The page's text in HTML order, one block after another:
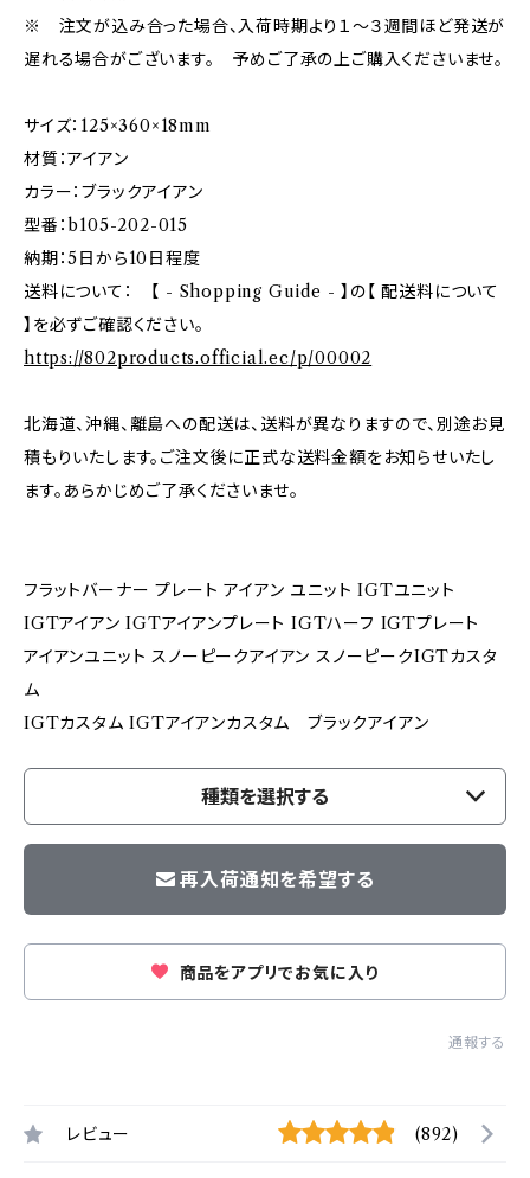
※ 注文が込み合った場合、入荷時期より１～３週間ほど発送が
遅れる場合がございます。 予めご了承の上ご購入くださいませ。
サイズ：125×360×18mm
材質：アイアン
カラー：ブラックアイアン
型番：b105-202-015
納期：5日から10日程度
送料について： 【 - Shopping Guide - 】の【 配送料について
】を必ずご確認ください。
https://802products.official.ec/p/00002
北海道、沖縄、離島への配送は、送料が異なりますので、別途お見
積もりいたします。ご注文後に正式な送料金額をお知らせいたし
ます。あらかじめご了承くださいませ。
フラットバーナー プレート アイアン ユニット IGTユニット
IGTアイアン IGTアイアンプレート IGTハーフ IGTプレート
アイアンユニット スノーピークアイアン スノーピークIGTカスタ
ム
IGTカスタム IGTアイアンカスタム ブラックアイアン
種類を選択する
再入荷通知を希望する
商品をアプリでお気に入り
通報する
レビュー (892)